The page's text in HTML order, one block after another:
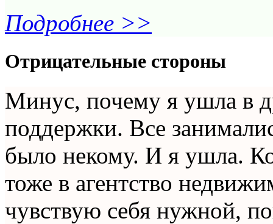
Подробнее >>
Отрицательные стороны
Минус, почему я ушла в
поддержки. Все
было некому. И я ушла.
тоже в агентство
чувствую себя нужной,